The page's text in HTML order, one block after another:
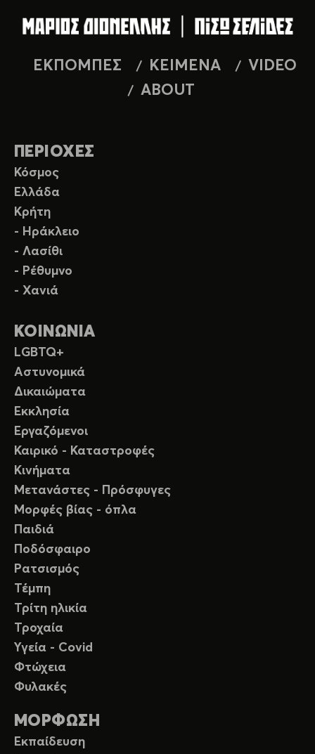
ΕΚΠΟΜΠΕΣ ΚΕΙΜΕΝΑ
VIDEO
ABOUT
ΠΕΡΙΟΧΕΣ
Κόσμος
Ελλάδα
Κρήτη
- Ηράκλειο
- Λασίθι
- Ρέθυμνο
- Χανιά
ΚΟΙΝΩΝΙΑ
LGBTQ+
Αστυνομικά
Δικαιώματα
Εκκλησία
Εργαζόμενοι
Καιρικό - Καταστροφές
Κινήματα
Μετανάστες - Πρόσφυγες
Μορφές βίας - όπλα
Παιδιά
Ποδόσφαιρο
Ρατσισμός
Τέμπη
Τρίτη ηλικία
Τροχαία
Υγεία - Covid
Φτώχεια
Φυλακές
ΜΟΡΦΩΣΗ
Εκπαίδευση